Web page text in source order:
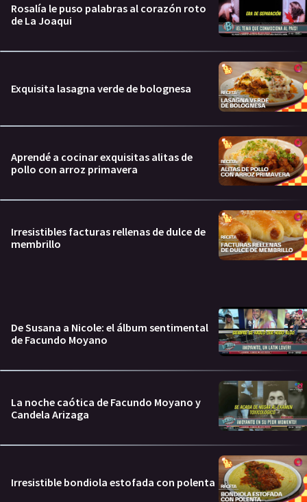
Rosalía le puso palabras al corazón roto
de La Joaqui
Exquisita lasagna verde de bolognesa
Aprendé a cocinar exquisitas alitas de
pollo con arroz primavera
Irresistibles facturas rellenas de dulce de
membrillo
De Susana a Nicole: el álbum sentimental
de Facundo Moyano
La noche caótica de Facundo Moyano y
Candela Arizaga
Irresistible bondiola estofada con polenta